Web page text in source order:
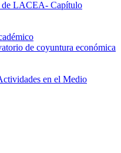
de LACEA- Capítulo
de coyuntura económica
en el Medio